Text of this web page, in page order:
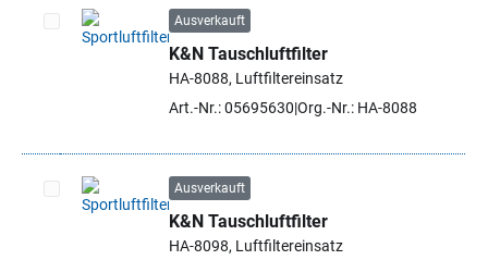
Artikel auswählen
Ausverkauft
K&N Tauschluftfilter
HA-8088, Luftfiltereinsatz
Art.-Nr.: 05695630 Org.-Nr.: HA-8088
Artikel auswählen
Ausverkauft
K&N Tauschluftfilter
HA-8098, Luftfiltereinsatz